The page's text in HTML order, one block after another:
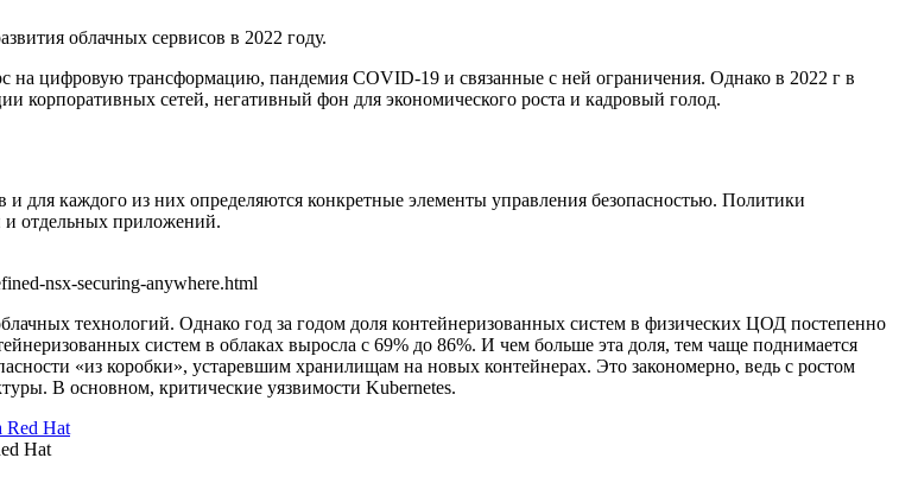
облачных сервисов в 2022 году.
на цифровую трансформацию, пандемия COVID-19 и связанные с ней ограничения. Однако в 2022 г в
корпоративных сетей, негативный фон для экономического роста и кадровый голод.
для каждого из них определяются конкретные элементы управления безопасностью. Политики
и отдельных приложений.
nsx-securing-anywhere.html
технологий. Однако год за годом доля контейнеризованных систем в физических ЦОД постепенно
систем в облаках выросла с 69% до 86%. И чем больше эта доля, тем чаще поднимается
«из коробки», устаревшим хранилищам на новых контейнерах. Это закономерно, ведь с ростом
В основном, критические уязвимости Kubernetes.
Hat